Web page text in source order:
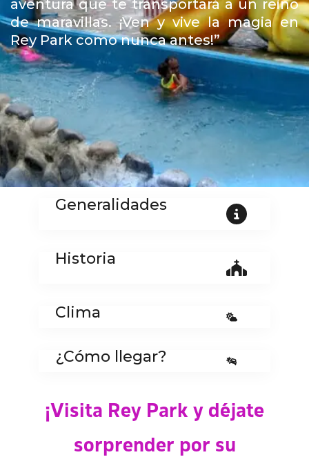
aventura que te transportará a un reino
de maravillas. ¡Ven y vive la magia en
Rey Park como nunca antes!”
Generalidades
Historia
Clima
¿Cómo llegar?
¡Visita Rey Park y déjate
sorprender por su